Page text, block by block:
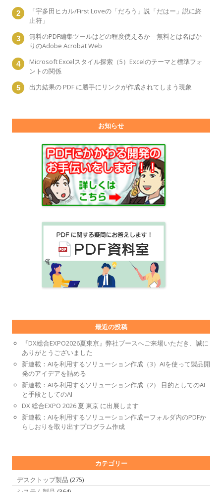
「宇多田ヒカル/First Loveの「だろう」説「だはー」説に終
止符」
無料のPDF編集ツールはどの程度使えるか―無料とは名ばか
りのAdobe Acrobat Web
Microsoft Excelスタイル探索（5）Excelのテーマと標準フォ
ントの関係
出力結果の PDF に勝手にリンクが作成されてしまう現象
お知らせ
最近の投稿
『DX総合EXPO2026夏東京』弊社ブースへご来場いただき、誠に
ありがとうございました
新連載：AIを利用するソリューション作成（3）AIを使って製品開
発のアイデアを詰める
新連載：AIを利用するソリューション作成（2） 目的としてのAI
と手段としてのAI
DX 総合EXPO 2026 夏 東京 に出展します
新連載：AIを利用するソリューション作成ーフォルダ内のPDFか
らしおりを取り出すプログラム作成
カテゴリー
デスクトップ製品 (275)